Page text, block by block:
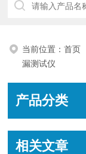
当前位置：首页
漏测试仪
产品分类
相关文章